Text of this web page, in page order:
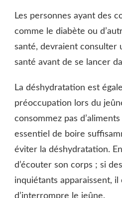
Les personnes ayant des
comme le diabète ou
santé, devraient consulter
santé avant de se lancer
La déshydratation est
préoccupation lors du
consommez pas
essentiel de boire
éviter la déshydratation.
d’écouter son corps ; si
inquiétants apparaissent,
d’interrompre le jeûne.